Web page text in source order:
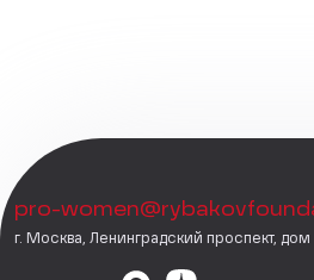
pro-
г. Москва, Ленинградский проспект, дом